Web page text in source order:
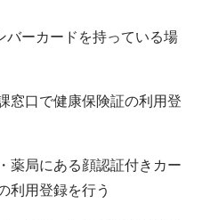
カードを持っている場
健康保険証の利用登
ある顔認証付きカー
利用登録を行う